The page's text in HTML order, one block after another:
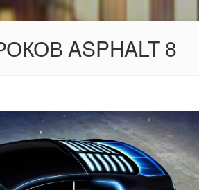
ASPHALT 8